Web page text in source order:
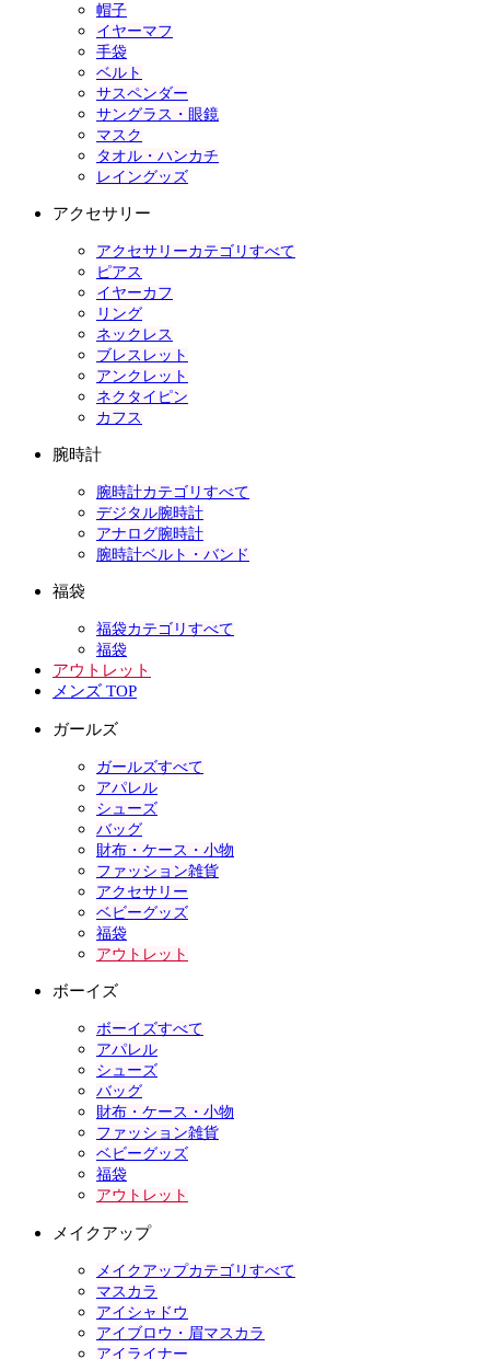
帽子
イヤーマフ
手袋
ベルト
サスペンダー
サングラス・眼鏡
マスク
タオル・ハンカチ
レイングッズ
アクセサリー
アクセサリーカテゴリすべて
ピアス
イヤーカフ
リング
ネックレス
ブレスレット
アンクレット
ネクタイピン
カフス
腕時計
腕時計カテゴリすべて
デジタル腕時計
アナログ腕時計
腕時計ベルト・バンド
福袋
福袋カテゴリすべて
福袋
アウトレット
メンズ TOP
ガールズ
ガールズすべて
アパレル
シューズ
バッグ
財布・ケース・小物
ファッション雑貨
アクセサリー
ベビーグッズ
福袋
アウトレット
ボーイズ
ボーイズすべて
アパレル
シューズ
バッグ
財布・ケース・小物
ファッション雑貨
ベビーグッズ
福袋
アウトレット
メイクアップ
メイクアップカテゴリすべて
マスカラ
アイシャドウ
アイブロウ・眉マスカラ
アイライナー